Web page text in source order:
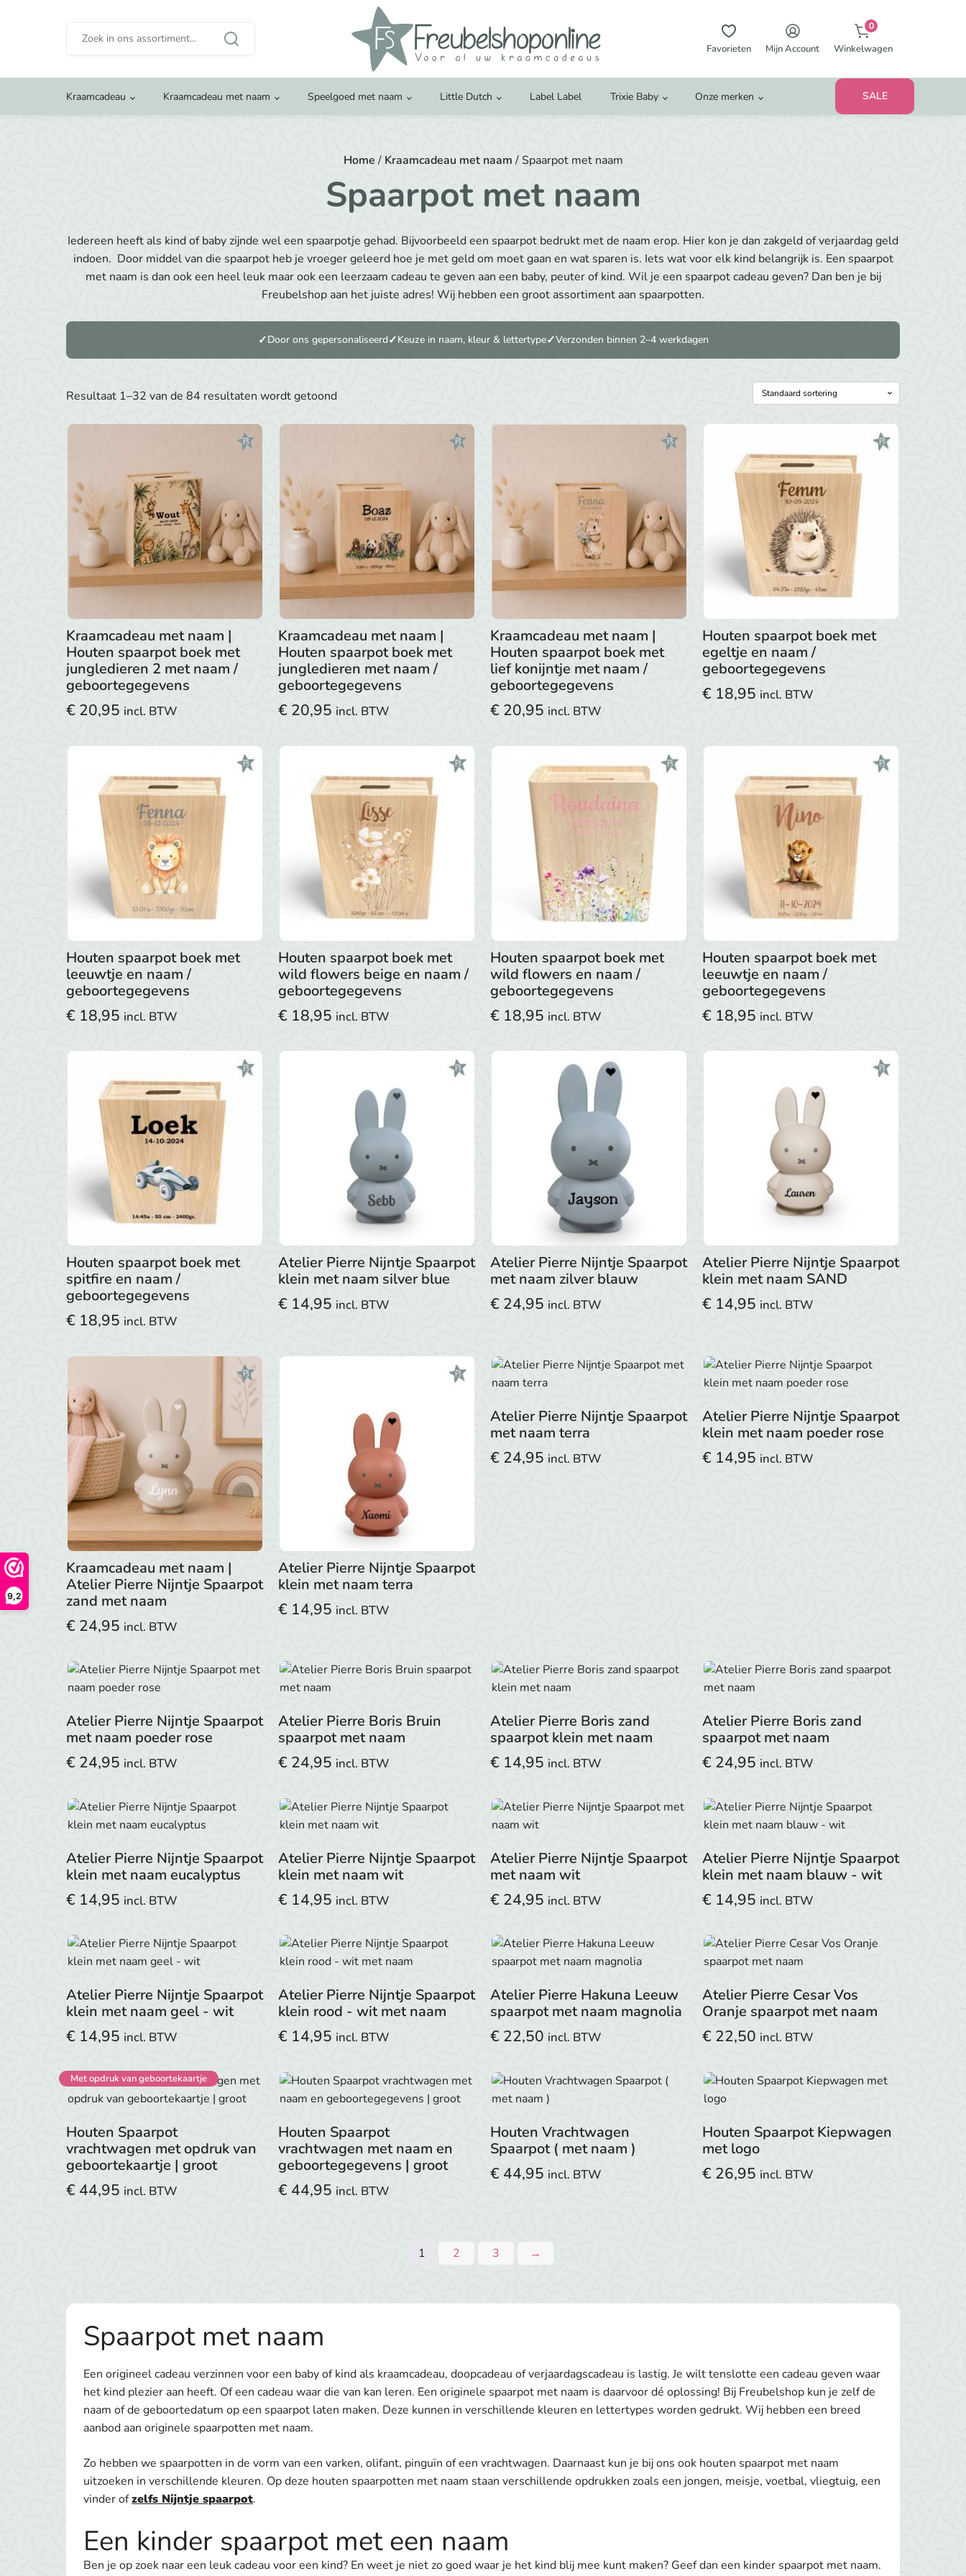
9,2
Zoeken
Favorieten Mijn Account
0
Winkelwagen
Kraamcadeau Kraamcadeau met naam Speelgoed met naam Little Dutch Label Label Trixie Baby Onze merken SALE
Home / Kraamcadeau met naam / Spaarpot met naam
Spaarpot met naam
Iedereen heeft als kind of baby zijnde wel een spaarpotje gehad. Bijvoorbeeld een spaarpot bedrukt met de naam erop. Hier kon je dan zakgeld of verjaardag geld
indoen. Door middel van die spaarpot heb je vroeger geleerd hoe je met geld om moet gaan en wat sparen is. Iets wat voor elk kind belangrijk is. Een spaarpot
met naam is dan ook een heel leuk maar ook een leerzaam cadeau te geven aan een baby, peuter of kind. Wil je een spaarpot cadeau geven? Dan ben je bij
Freubelshop aan het juiste adres! Wij hebben een groot assortiment aan spaarpotten.
Door ons gepersonaliseerd Keuze in naam, kleur & lettertype Verzonden binnen 2–4 werkdagen
Resultaat 1–32 van de 84 resultaten wordt getoond
Kraamcadeau met naam |
Houten spaarpot boek met
jungledieren 2 met naam /
geboortegegevens
€ 20,95 incl. BTW
Kraamcadeau met naam |
Houten spaarpot boek met
jungledieren met naam /
geboortegegevens
€ 20,95 incl. BTW
Kraamcadeau met naam |
Houten spaarpot boek met
lief konijntje met naam /
geboortegegevens
€ 20,95 incl. BTW
Houten spaarpot boek met
egeltje en naam /
geboortegegevens
€ 18,95 incl. BTW
Houten spaarpot boek met
leeuwtje en naam /
geboortegegevens
€ 18,95 incl. BTW
Houten spaarpot boek met
wild flowers beige en naam /
geboortegegevens
€ 18,95 incl. BTW
Houten spaarpot boek met
wild flowers en naam /
geboortegegevens
€ 18,95 incl. BTW
Houten spaarpot boek met
leeuwtje en naam /
geboortegegevens
€ 18,95 incl. BTW
Houten spaarpot boek met
spitfire en naam /
geboortegegevens
€ 18,95 incl. BTW
Atelier Pierre Nijntje Spaarpot
klein met naam silver blue
€ 14,95 incl. BTW
Atelier Pierre Nijntje Spaarpot
met naam zilver blauw
€ 24,95 incl. BTW
Atelier Pierre Nijntje Spaarpot
klein met naam SAND
€ 14,95 incl. BTW
Kraamcadeau met naam |
Atelier Pierre Nijntje Spaarpot
zand met naam
€ 24,95 incl. BTW
Atelier Pierre Nijntje Spaarpot
klein met naam terra
€ 14,95 incl. BTW
Atelier Pierre Nijntje Spaarpot
met naam terra
€ 24,95 incl. BTW
Atelier Pierre Nijntje Spaarpot
klein met naam poeder rose
€ 14,95 incl. BTW
Atelier Pierre Nijntje Spaarpot
met naam poeder rose
€ 24,95 incl. BTW
Atelier Pierre Boris Bruin
spaarpot met naam
€ 24,95 incl. BTW
Atelier Pierre Boris zand
spaarpot klein met naam
€ 14,95 incl. BTW
Atelier Pierre Boris zand
spaarpot met naam
€ 24,95 incl. BTW
Atelier Pierre Nijntje Spaarpot
klein met naam eucalyptus
€ 14,95 incl. BTW
Atelier Pierre Nijntje Spaarpot
klein met naam wit
€ 14,95 incl. BTW
Atelier Pierre Nijntje Spaarpot
met naam wit
€ 24,95 incl. BTW
Atelier Pierre Nijntje Spaarpot
klein met naam blauw - wit
€ 14,95 incl. BTW
Atelier Pierre Nijntje Spaarpot
klein met naam geel - wit
€ 14,95 incl. BTW
Atelier Pierre Nijntje Spaarpot
klein rood - wit met naam
€ 14,95 incl. BTW
Atelier Pierre Hakuna Leeuw
spaarpot met naam magnolia
€ 22,50 incl. BTW
Atelier Pierre Cesar Vos
Oranje spaarpot met naam
€ 22,50 incl. BTW
Met opdruk van geboortekaartje
Houten Spaarpot
vrachtwagen met opdruk van
geboortekaartje | groot
€ 44,95 incl. BTW
Houten Spaarpot
vrachtwagen met naam en
geboortegegevens | groot
€ 44,95 incl. BTW
Houten Vrachtwagen
Spaarpot ( met naam )
€ 44,95 incl. BTW
Houten Spaarpot Kiepwagen
met logo
€ 26,95 incl. BTW
1 2 3 →
Spaarpot met naam
Een origineel cadeau verzinnen voor een baby of kind als kraamcadeau, doopcadeau of verjaardagscadeau is lastig. Je wilt tenslotte een cadeau geven waar
het kind plezier aan heeft. Of een cadeau waar die van kan leren. Een originele spaarpot met naam is daarvoor dé oplossing! Bij Freubelshop kun je zelf de
naam of de geboortedatum op een spaarpot laten maken. Deze kunnen in verschillende kleuren en lettertypes worden gedrukt. Wij hebben een breed
aanbod aan originele spaarpotten met naam.
Zo hebben we spaarpotten in de vorm van een varken, olifant, pinguïn of een vrachtwagen. Daarnaast kun je bij ons ook houten spaarpot met naam
uitzoeken in verschillende kleuren. Op deze houten spaarpotten met naam staan verschillende opdrukken zoals een jongen, meisje, voetbal, vliegtuig, een
vinder ofzelfs Nijntje spaarpot.
Een kinder spaarpot met een naam
Ben je op zoek naar een leuk cadeau voor een kind? En weet je niet zo goed waar je het kind blij mee kunt maken? Geef dan een kinder spaarpot met naam.